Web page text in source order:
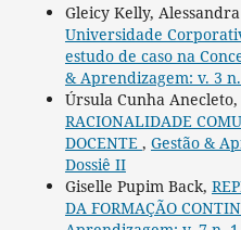
Gleicy Kelly,
Universidade
estudo de caso na
& Aprendizagem: v. 3
Úrsula Cunha
RACIONALIDADE
DOCENTE , Gestão &
Dossiê II
Giselle Pupim Back,
DA FORMAÇÃO